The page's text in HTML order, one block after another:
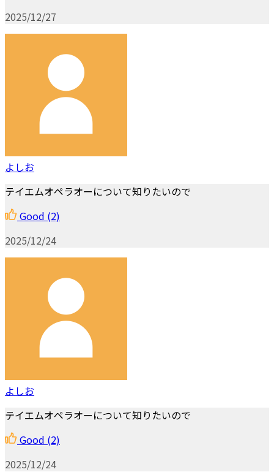
2025/12/27
よしお
テイエムオペラオーについて知りたいので
Good (2)
2025/12/24
よしお
テイエムオペラオーについて知りたいので
Good (2)
2025/12/24